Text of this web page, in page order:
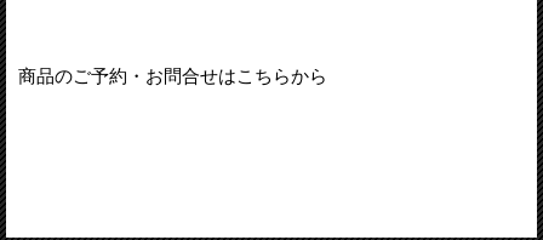
商品のご予約・お問合せはこちらから